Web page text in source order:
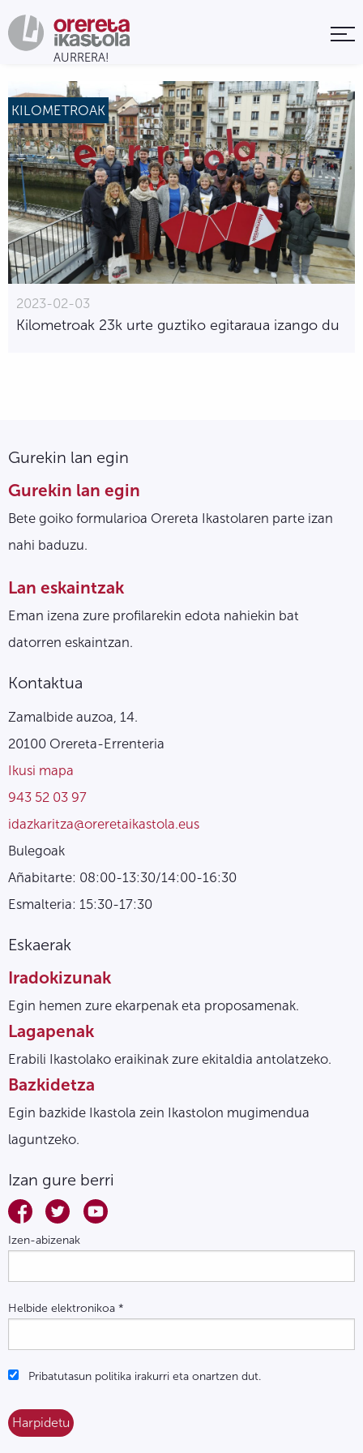
KILOMETROAK
2023-02-03
Kilometroak 23k urte guztiko egitaraua izango du
Gurekin lan egin
Gurekin lan egin
Bete goiko formularioa Orereta Ikastolaren parte izan
nahi baduzu.
Lan eskaintzak
Eman izena zure profilarekin edota nahiekin bat
datorren eskaintzan.
Kontaktua
Zamalbide auzoa, 14.
20100 Orereta-Errenteria
Ikusi mapa
943 52 03 97
idazkaritza@oreretaikastola.eus
Bulegoak
Añabitarte: 08:00-13:30/14:00-16:30
Esmalteria: 15:30-17:30
Eskaerak
Iradokizunak
Egin hemen zure ekarpenak eta proposamenak.
Lagapenak
Erabili Ikastolako eraikinak zure ekitaldia antolatzeko.
Bazkidetza
Egin bazkide Ikastola zein Ikastolon mugimendua
laguntzeko.
Izan gure berri
Izen-abizenak
Helbide elektronikoa *
Pribatutasun politika irakurri eta onartzen dut.